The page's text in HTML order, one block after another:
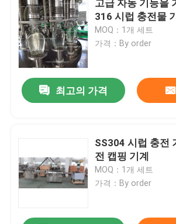
고급 자동 기능을
316 시럽 충전물
MOQ：1개 세트
가격：By order
최고의 가격
SS304 시럽 충전
전 캡핑 기계
MOQ：1개 세트
가격：By order